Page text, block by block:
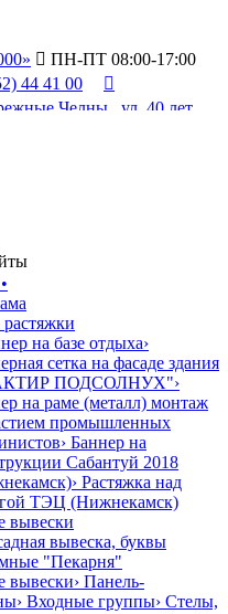
 ПН-ПТ 08:00-17:00
44 41 00

Челны , ул. 40 лет
•
на базе отдыха›
сетка на фасаде здания
ПОДСОЛНУХ"›
на раме (металл) монтаж
промышленных
› Баннер на
Сабантуй 2018
› Растяжка над
ТЭЦ (Нижнекамск)
вывески
вывеска, буквы
"Пекарня"
вывески› Панель-
› Входные группы› Стелы,